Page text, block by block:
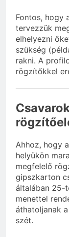
Fontos, hogy
tervezzük
elhelyezni
szükség
rakni. A
rögzítőkkel
Ahhoz, hogy
helyükön
megfelelő
gipszkarton
általában 25-
menettel
áthatoljanak
szét.